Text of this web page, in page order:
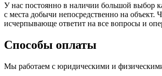
У нас постоянно в наличии большой выбор
с места добычи непосредственно на объект.
исчерпывающе ответит на все вопросы и
Способы оплаты
Мы работаем с юридическими и